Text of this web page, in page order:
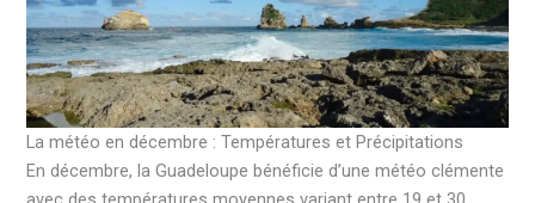
La météo en décembre : Températures et Précipitations
En décembre, la Guadeloupe bénéficie d’une météo clémente